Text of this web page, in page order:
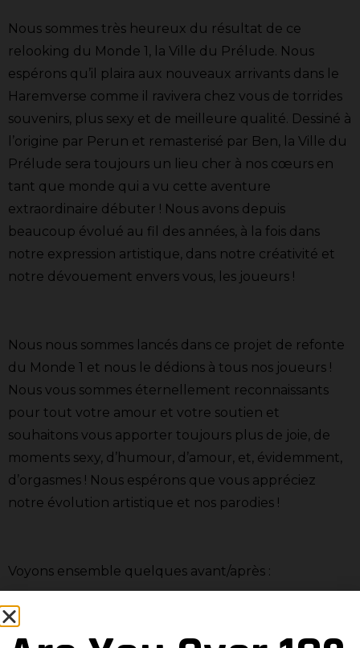
Nous sommes très heureux du résultat de ce
relooking du Monde 1, la Ville du Prélude. Nous
espérons qu’il plaira aux nouveaux arrivants dans le
Haremverse comme il ravivera chez vous de torrides
souvenirs, plus sexy et de meilleure qualité. Dessiné à
l’origine par Perun et remasterisé par Ben, la Ville du
Prélude sera toujours un lieu cher à nos cœurs en
tant que monde qui a vu cette aventure
extraordinaire débuter ! Nous avons depuis
beaucoup évolué au fil des années, à la fois dans
notre expression artistique, dans notre créativité et
notre dévouement envers vous, les joueurs !
Nous nous sommes lancés dans ce projet de refonte
du Monde 1 et nous le dédions à tous nos joueurs !
Nous vous sommes éternellement reconnaissants
pour tout votre amour et votre soutien et
souhaitons vous apporter toujours plus de joie, de
moments sexy, d’humour, d’amour, et, évidemment,
d’orgasmes ! Nous espérons que vous appréciez
notre évolution artistique et nos parodies !
Voyons ensemble quelques avant/après :